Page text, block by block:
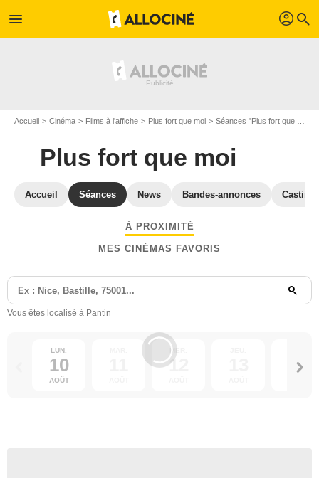
menu profil search
Accueil Cinéma Films à l'affiche Plus fort que moi Séances "Plus fort que moi" Seine-Saint-Denis
Plus fort que moi
Accueil Séances News Bandes-annonces Casting
À PROXIMITÉ
MES CINÉMAS FAVORIS
Vous êtes localisé à Pantin
LUN.
10
AOÛT
12 14